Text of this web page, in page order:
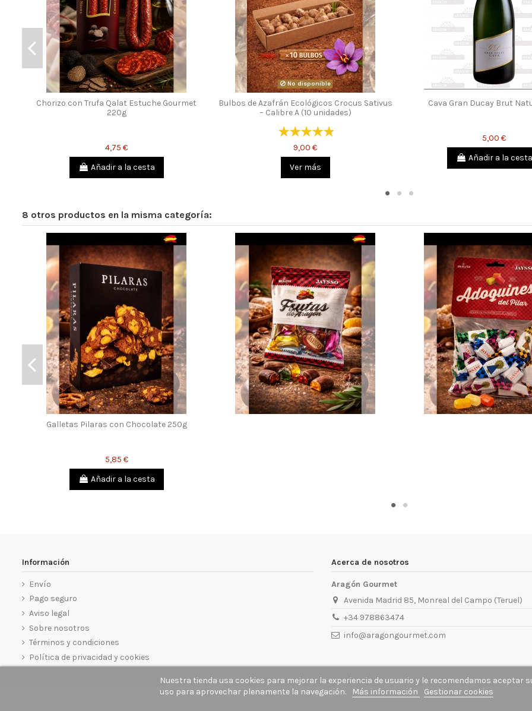
Chorizo con Trufa Qalat Estuche Gourmet
220g
4,75 €
Añadir a la cesta
No disponible
Bulbos de Azafrán Ecológicos Crocus Sativus
– Calibre A (10 unidades)
9,00 €
Ver más
Cava Gran Ducay Brut
5,00 €
Añadir a la cesta
8 otros productos en la misma categoría:
Galletas Pilaras con Chocolate 250g
5,85 €
Añadir a la cesta
Información
Envío
Pago seguro
Aviso legal
Sobre nosotros
Términos y condiciones
Política de privacidad y cookies
Acerca de nosotros
Aragón Gourmet
Avenida Madrid 85, Monreal del Campo (Teruel)
+34 978863474
info@aragongourmet.com
Nuestra tienda usa cookies para mejorar la experiencia de usuario y le recomendamos aceptar
uso para aprovechar plenamente la navegación.
Más información Gestionar cookies